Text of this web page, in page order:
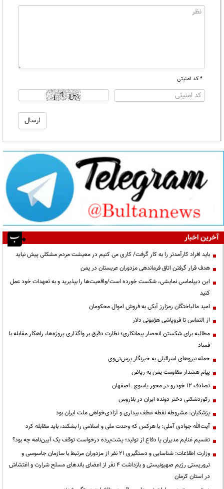
* کد امنیتی
آخرین اخبار
باید افراد کارآمدتر را به کار گرفت/ کاری می کنیم در معیشت مردم مشکلی پیش نیاید
هدف قرار گرفتن اتاق‌ فرماندهی مزدوران عربستان در یمن
این دیپلماسی نمایشی، شکست خورده است/واقعیت‌ها را بپذیرید و به تعهدات خود عمل
کنید
امید مالباختگان رمزارز آبکی به فروش اموال محکومان
از التماس تا فروپاشی هژمونی دلار
مطالبه برای شکستن انحصار پیمانکاری؛ نظارت دقیق بر واگذاری پروژه‌ها، راهکار مقابله با
فساد
حمله نیروهای اسرائیلی به خبرنگار پرس‌تی‌وی
پیام هشدار مقاومت یمن به ریاض
تصادف ۱۲ خودرو در محور یاسوج ـ اصفهان
رکوردشکنی دختر دونده ایران در بلاروس
پزشکیان: مشروطه نقطه عطف بیداری و آزادی‌خواهی ملت ایران بود
آیت‌الله جوادی آملی: با هرکس که وحدت ملی و اسلامی را بشکند، باید مقابله کرد
تقسیم غنایم مدیران یا دفاع از تولید؛ پشت‌پرده درخواست توقف یک آیین‌نامه چه بود؟
وزارت اطلاعات: شناسایی و دستگیری ۲۱ نفر از مزدوران مرتبط با سازمان جاسوسی و
تروریستی رژیم صهیونیستی و بازداشت ۴ نفر از اعضای باندهای مسلح شرارت و اغتشاش
در استان کرمان